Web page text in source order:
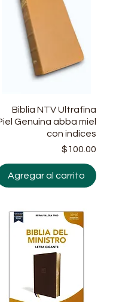
Vista rápida
Biblia NTV Ultrafina
Genuina abba miel
con indices
Precio
$100.00
Agregar al carrito